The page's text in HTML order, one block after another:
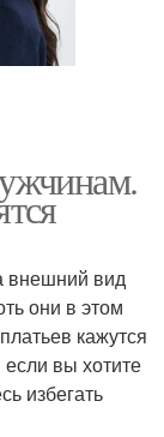
внешний вид
они в этом
кажутся
вы хотите
избегать